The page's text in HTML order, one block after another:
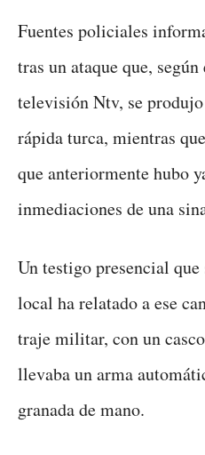
Fuentes policiales
tras un ataque que,
televisión Ntv, se
rápida turca, mientras
que anteriormente hubo
inmediaciones de una
Un testigo presencial que
local ha relatado a ese
traje militar, con un
llevaba un arma
granada de mano.